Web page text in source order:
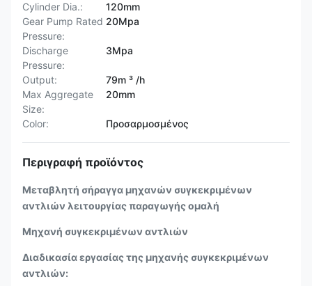
Cylinder Dia.:
120mm
Gear Pump Rated
Pressure:
20Mpa
Discharge
Pressure:
3Mpa
Output:
79m ³ /h
Max Aggregate
Size:
20mm
Color: Προσαρμοσμένος
Περιγραφή προϊόντος
Μεταβλητή σήραγγα μηχανών συγκεκριμένων
αντλιών λειτουργίας παραγωγής ομαλή
Μηχανή συγκεκριμένων αντλιών
Διαδικασία εργασίας της μηχανής συγκεκριμένων
αντλιών: